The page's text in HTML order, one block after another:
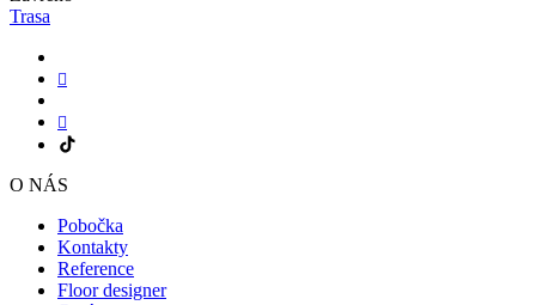
Trasa
O NÁS
Pobočka
Kontakty
Reference
Floor designer